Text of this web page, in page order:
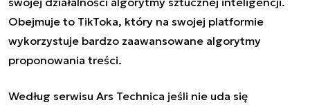
Obejmuje to TikToka, który na swojej platformie
wykorzystuje bardzo zaawansowane algorytmy
proponowania treści.
Według serwisu Ars Technica jeśli nie uda się